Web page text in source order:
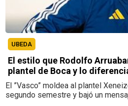
UBEDA
El estilo que Rodolfo
plantel de Boca y lo
El ”Vasco” moldea al plantel
segundo semestre y bajó un